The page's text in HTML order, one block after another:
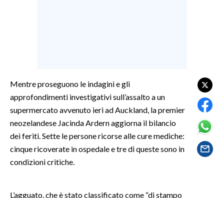
GOSSIP
SARDEGNA TURISMO
SARDI NEL MONDO
Mentre proseguono le indagini e gli
approfondimenti investigativi sull’assalto a un
supermercato avvenuto ieri ad Auckland, la premier
neozelandese Jacinda Ardern aggiorna il bilancio
dei feriti. Sette le persone ricorse alle cure mediche:
cinque ricoverate in ospedale e tre di queste sono in
condizioni critiche.
L’agguato, che è stato classificato come “di stampo